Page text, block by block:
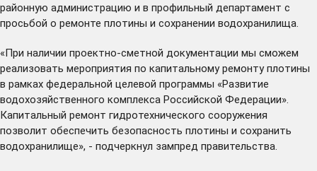
районную администрацию и в профильный департамент с
просьбой о ремонте плотины и сохранении водохранилища.
«При наличии проектно-сметной документации мы сможем
реализовать мероприятия по капитальному ремонту плотины
в рамках федеральной целевой программы «Развитие
водохозяйственного комплекса Российской Федерации».
Капитальный ремонт гидротехнического сооружения
позволит обеспечить безопасность плотины и сохранить
водохранилище», - подчеркнул зампред правительства.